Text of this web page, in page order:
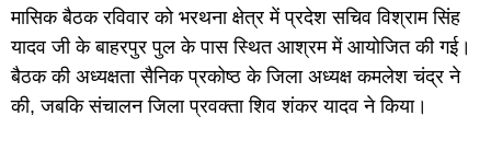
मासिक बैठक रविवार को भरथना क्षेत्र में प्रदेश सचिव विश्राम सिंह
यादव जी के बाहरपुर पुल के पास स्थित आश्रम में आयोजित की गई।
बैठक की अध्यक्षता सैनिक प्रकोष्ठ के जिला अध्यक्ष कमलेश चंद्र ने
की, जबकि संचालन जिला प्रवक्ता शिव शंकर यादव ने किया।